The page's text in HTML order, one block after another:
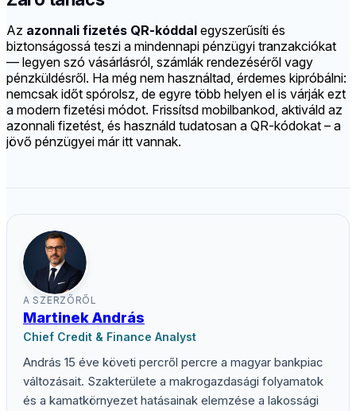
Az azonnali fizetés QR-kóddal egyszerűsíti és
biztonságossá teszi a mindennapi pénzügyi tranzakciókat
— legyen szó vásárlásról, számlák rendezéséről vagy
pénzküldésről. Ha még nem használtad, érdemes kipróbálni:
nemcsak időt spórolsz, de egyre több helyen el is várják ezt
a modern fizetési módot. Frissítsd mobilbankod, aktiváld az
azonnali fizetést, és használd tudatosan a QR-kódokat – a
jövő pénzügyei már itt vannak.
A SZERZŐRŐL
Martinek András
Chief Credit & Finance Analyst
András 15 éve követi percről percre a magyar bankpiac
változásait. Szakterülete a makrogazdasági folyamatok
és a kamatkörnyezet hatásainak elemzése a lakossági